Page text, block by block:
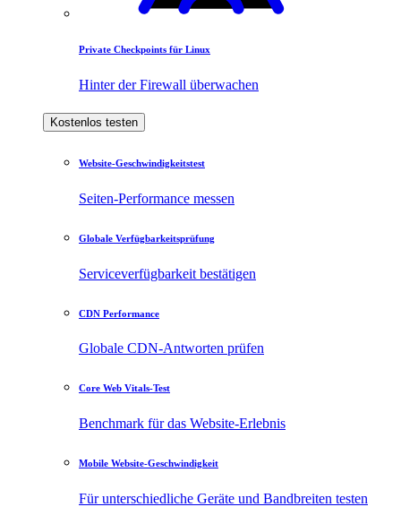
Private Checkpoints für Linux
Hinter der Firewall überwachen
Kostenlos testen
Website-Geschwindigkeitstest
Seiten-Performance messen
Globale Verfügbarkeitsprüfung
Serviceverfügbarkeit bestätigen
CDN Performance
Globale CDN-Antworten prüfen
Core Web Vitals-Test
Benchmark für das Website-Erlebnis
Mobile Website-Geschwindigkeit
Für unterschiedliche Geräte und Bandbreiten testen